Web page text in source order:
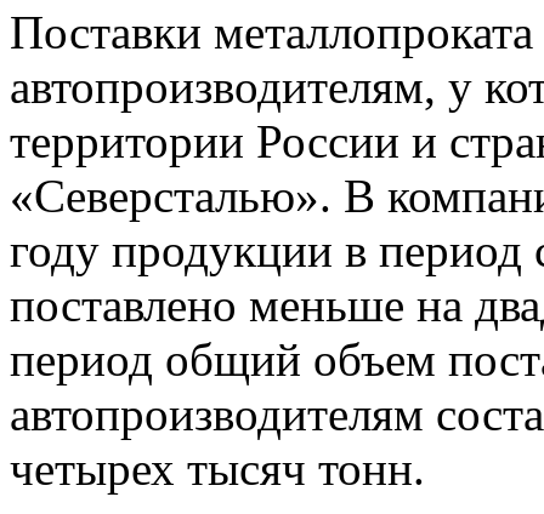
Поставки
автопроизводителям, у
территории России и
«Северсталью». В
году продукции в период
поставлено меньше на
период общий объем
автопроизводителям
четырех тысяч тонн.